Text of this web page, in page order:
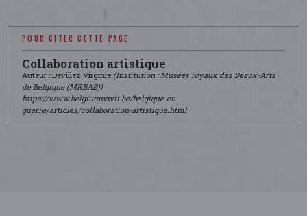
POUR CITER CETTE PAGE
Collaboration artistique
Auteur : Devillez Virginie (Institution : Musées royaux des Beaux-Arts
de Belgique (MRBAB))
https://www.belgiumwwii.be/belgique-en-
guerre/articles/collaboration-artistique.html